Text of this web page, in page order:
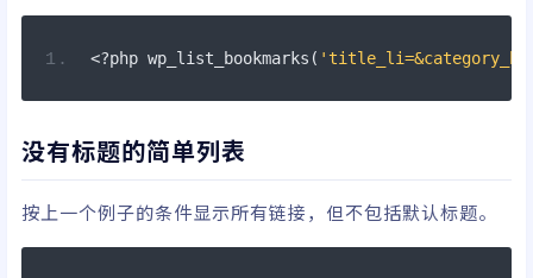
<?php wp_list_bookmarks (
没有标题的简单列表
按上一个例子的条件显示所有链接，但不包括默认标题。